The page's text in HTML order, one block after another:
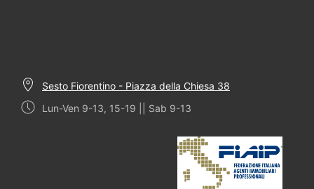
Sesto Fiorentino - Piazza della Chiesa 38
Lun-Ven 9-13, 15-19 || Sab 9-13